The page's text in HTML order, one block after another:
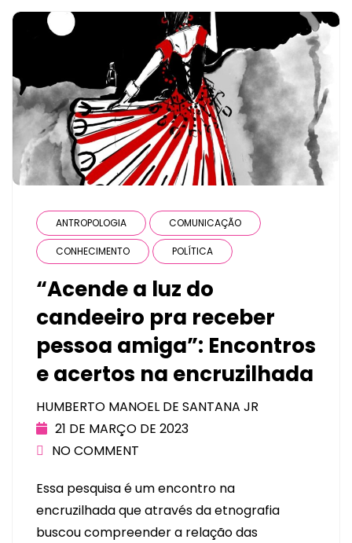
ANTROPOLOGIA COMUNICAÇÃO
CONHECIMENTO POLÍTICA
“Acende a luz do
candeeiro pra receber
pessoa amiga”: Encontros
e acertos na encruzilhada
HUMBERTO MANOEL DE SANTANA JR
21 DE MARÇO DE 2023
NO COMMENT
Essa pesquisa é um encontro na
encruzilhada que através da etnografia
buscou compreender a relação das